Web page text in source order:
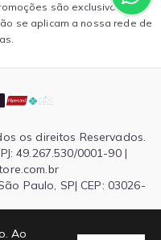
Ao
são exclusivos para
se aplicam a nossa rede de
os direitos Reservados.
49.267.530/0001-90 |
Paulo, SP| CEP: 03026-